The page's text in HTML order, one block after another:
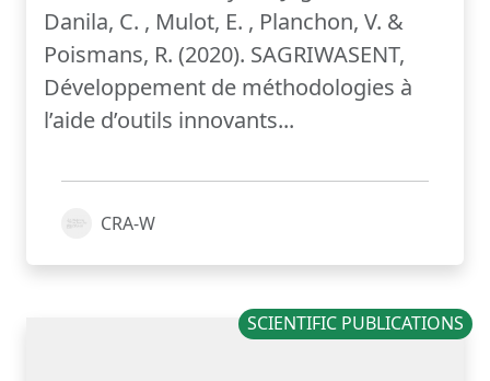
Danila, C. , Mulot, E. , Planchon, V. &
Poismans, R. (2020). SAGRIWASENT,
Développement de méthodologies à
l’aide d’outils innovants...
CRA-W
SCIENTIFIC PUBLICATIONS